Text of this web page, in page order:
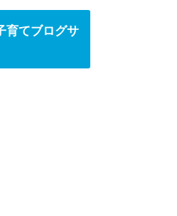
育てブログサ